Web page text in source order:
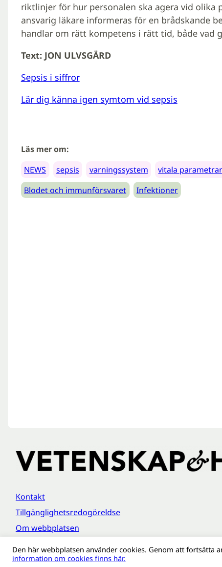
riktlinjer för hur personalen ska agera vid olika
ansvarig läkare informeras för en brådskande
handlar om rätt kompetens i rätt tid, både vad
Text: JON ULVSGÄRD
Sepsis i siffror
Lär dig känna igen symtom vid sepsis
Läs mer om:
NEWS
sepsis varningssystem
vitala parametrar
Blodet och immunförsvaret
Infektioner
Kontakt
Tillgänglighetsredogöreldse
Om webbplatsen
Den här webbplatsen använder cookies. Genom att fortsätta
information om cookies finns här.